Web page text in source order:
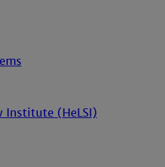
Institute (HeLSI)